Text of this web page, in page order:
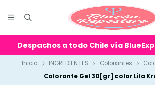
Despachos a todo Chile vía
Inicio INGREDIENTES Colorantes
Colorante Gel 30[gr] color Lila